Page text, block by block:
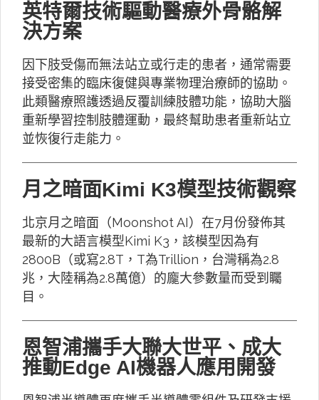
英特爾技術驅動醫療外骨骼解
決方案
因下肢受傷而無法站立或行走的患者，通常需要
接受密集的臨床復健與專業物理治療師的協助。
此類醫療照護透過反覆訓練肢體功能，協助大腦
重新學習控制肢體運動，最終幫助患者重新站立
並恢復行走能力。
月之暗面Kimi K3模型技術觀察
北京月之暗面（Moonshot AI）在7月份發佈其
最新的大語言模型Kimi K3，該模型因為有
2800B（或寫2.8T，T為Trillion，台灣稱為2.8
兆，大陸稱為2.8萬億）的龐大參數量而受到矚
目。
恩智浦攜手大聯大世平、成大
推動Edge AI機器人應用開發